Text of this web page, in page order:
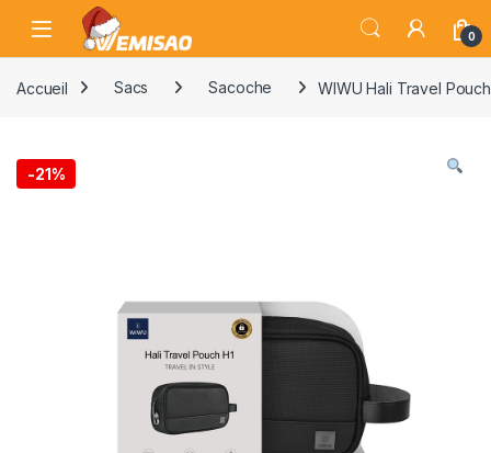
Skip to navigation
Skip to content
Open 0
Accueil Sacs Sacoche WIWU Hali Travel Pouch
-21%